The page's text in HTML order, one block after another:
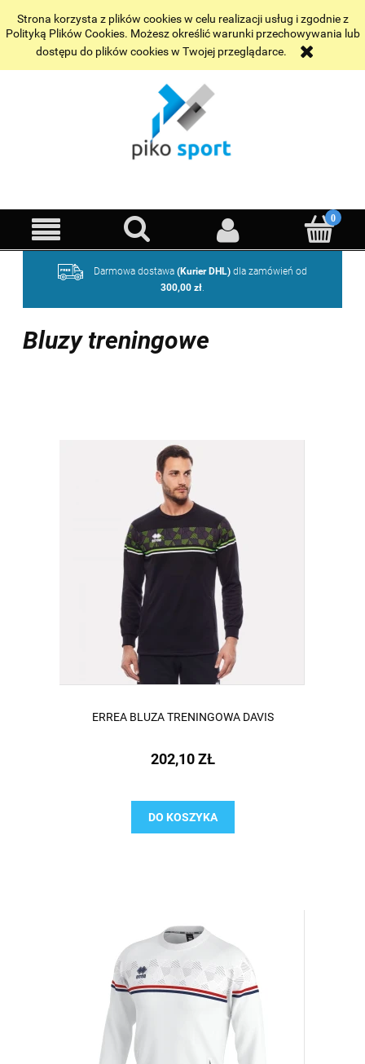
Strona korzysta z plików cookies w celu realizacji usług i zgodnie z
Polityką Plików Cookies. Możesz określić warunki przechowywania lub
dostępu do plików cookies w Twojej przeglądarce.
Wybrane realizacje Kontakt
Darmowa dostawa(Kurier DHL) dla zamówień od
300,00 zł
Bluzy treningowe
ERREA BLUZA TRENINGOWA DAVIS
202,10 ZŁ
DO KOSZYKA